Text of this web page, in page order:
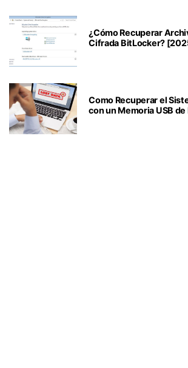
¿Cómo Recuperar
Cifrada BitLocker?
Como Recuperar el
con un Memoria USB